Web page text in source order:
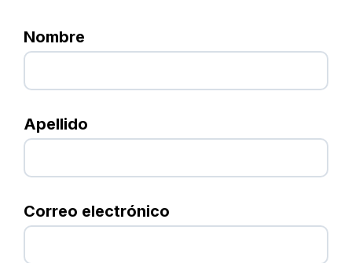
Nombre
Apellido
Correo electrónico